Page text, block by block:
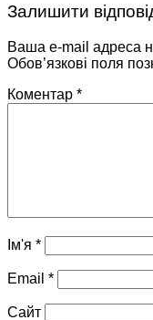
Залишити
Ваша e-mail адреса
Обов’язкові поля
Коментар *
Ім'я *
Email *
Сайт